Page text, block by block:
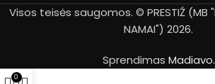
Visos teisės saugomos. © PRESTIŹ (MB
NAMAI") 2026.
Sprendimas Madiavo.
0